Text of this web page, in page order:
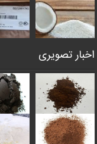
اخبار تصویری